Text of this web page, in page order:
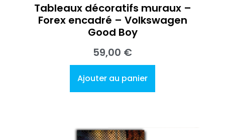
Tableaux décoratifs muraux –
Forex encadré – Volkswagen
Good Boy
59,00 €
Ajouter au panier